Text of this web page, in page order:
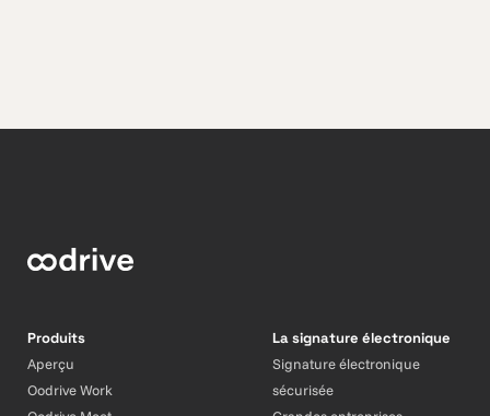
Produits
Aperçu
Oodrive Work
La signature électronique
Signature électronique
sécurisée